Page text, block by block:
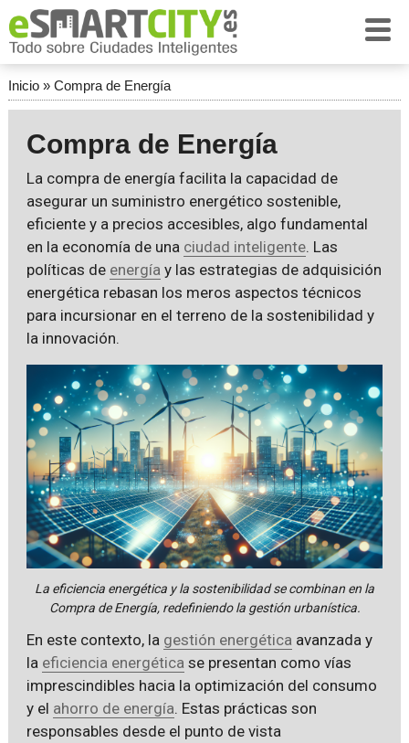
Inicio» Compra de Energía
Compra de Energía
La compra de energía facilita la capacidad de
asegurar un suministro energético sostenible,
eficiente y a precios accesibles, algo fundamental
en la economía de una ciudad inteligente. Las
políticas de energía y las estrategias de adquisición
energética rebasan los meros aspectos técnicos
para incursionar en el terreno de la sostenibilidad y
la innovación.
La eficiencia energética y la sostenibilidad se combinan en la
Compra de Energía, redefiniendo la gestión urbanística.
En este contexto, la gestión energética avanzada y
la eficiencia energética se presentan como vías
imprescindibles hacia la optimización del consumo
y el ahorro de energía. Estas prácticas son
responsables desde el punto de vista